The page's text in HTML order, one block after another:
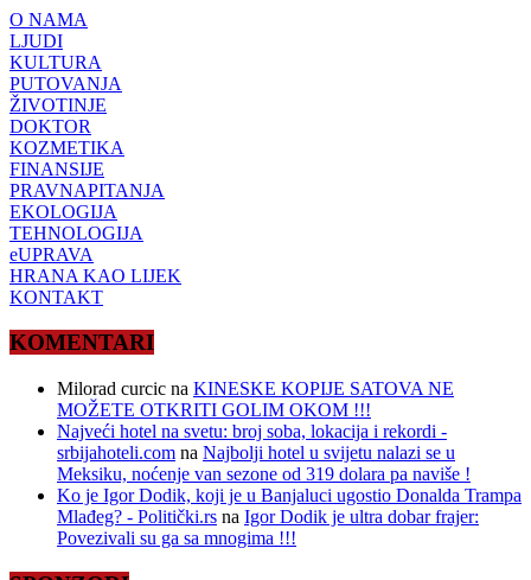
O NAMA
LJUDI
KULTURA
PUTOVANJA
ŽIVOTINJE
DOKTOR
KOZMETIKA
FINANSIJE
PRAVNAPITANJA
EKOLOGIJA
TEHNOLOGIJA
eUPRAVA
HRANA KAO LIJEK
KONTAKT
KOMENTARI
Milorad curcic na KINESKE KOPIJE SATOVA NE
MOŽETE OTKRITI GOLIM OKOM !!!
Najveći hotel na svetu: broj soba, lokacija i rekordi -
srbijahoteli.com na Najbolji hotel u svijetu nalazi se u
Meksiku, noćenje van sezone od 319 dolara pa naviše !
Ko je Igor Dodik, koji je u Banjaluci ugostio Donalda Trampa
Mlađeg? - Politički.rs na Igor Dodik je ultra dobar frajer:
Povezivali su ga sa mnogima !!!